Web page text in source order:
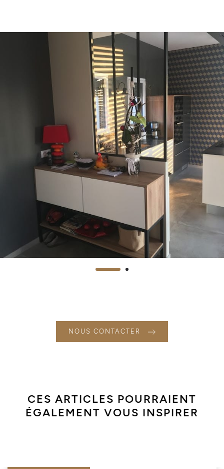
NOUS CONTACTER
CES ARTICLES POURRAIENT
ÉGALEMENT VOUS INSPIRER